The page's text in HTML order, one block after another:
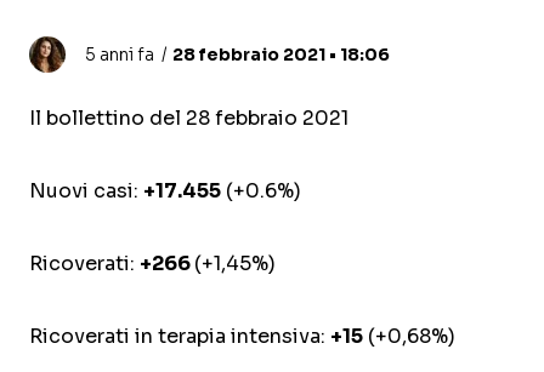
5 anni fa 28 febbraio 2021 • 18:06
Il bollettino del 28 febbraio 2021
Nuovi casi: +17.455 (+0.6%)
Ricoverati: +266(+1,45%)
Ricoverati in terapia intensiva: +15 (+0,68%)